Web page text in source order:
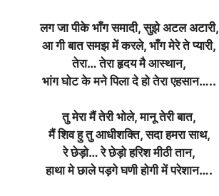
लग जा पीके भाँग समादी, सुझे अटल अटारी,
आ गी बात समझ में करले, भाँग मेरे ते प्यारी,
तेरा… तेरा हृदय मै आस्थान,
भांग घोट के मने पिला दे हो तेरा एहसान…..
तु मेरा मैं तेरी भोले, मानू तेरी बात,
मैं शिव हु तु आधीशक्ति, सदा हमरा साथ,
रे छेड़ो… रे छेड़ो हरिश मीठी तान,
हाथा मे छाले पड़गे घणी होगी में परेशान….